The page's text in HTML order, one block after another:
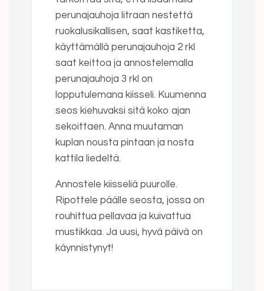
perunajauhoja litraan nestettä
ruokalusikallisen, saat kastiketta,
käyttämällä perunajauhoja 2 rkl
saat keittoa ja annostelemalla
perunajauhoja 3 rkl on
lopputulemana kiisseli. Kuumenna
seos kiehuvaksi sitä koko ajan
sekoittaen. Anna muutaman
kuplan nousta pintaan ja nosta
kattila liedeltä.
Annostele kiisseliä puurolle.
Ripottele päälle seosta, jossa on
rouhittua pellavaa ja kuivattua
mustikkaa. Ja uusi, hyvä päivä on
käynnistynyt!